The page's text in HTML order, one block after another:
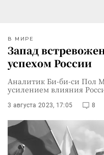
В МИРЕ
Запад
успехом России
Аналитик Би-би-си Пол
усилением влияния
3 августа 2023, 17:05 8